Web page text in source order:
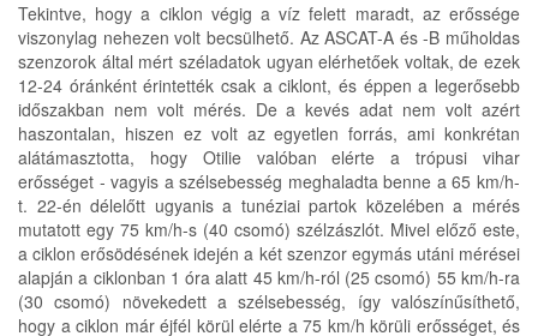
Tekintve, hogy a ciklon végig a víz felett maradt, az erőssége
viszonylag nehezen volt becsülhető. Az ASCAT-A és -B műholdas
szenzorok által mért széladatok ugyan elérhetőek voltak, de ezek
12-24 óránként érintették csak a ciklont, és éppen a legerősebb
időszakban nem volt mérés. De a kevés adat nem volt azért
haszontalan, hiszen ez volt az egyetlen forrás, ami konkrétan
alátámasztotta, hogy Otilie valóban elérte a trópusi vihar
erősséget - vagyis a szélsebesség meghaladta benne a 65 km/h-
t. 22-én délelőtt ugyanis a tunéziai partok közelében a mérés
mutatott egy 75 km/h-s (40 csomó) szélzászlót. Mivel előző este,
a ciklon erősödésének idején a két szenzor egymás utáni mérései
alapján a ciklonban 1 óra alatt 45 km/h-ról (25 csomó) 55 km/h-ra
(30 csomó) növekedett a szélsebesség, így valószínűsíthető,
hogy a ciklon már éjfél körül elérte a 75 km/h körüli erősséget, és